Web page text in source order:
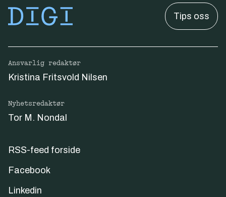
Tips oss
Ansvarlig redaktør
Kristina Fritsvold Nilsen
Nyhetsredaktør
Tor M. Nondal
RSS-feed forside
Facebook
Linkedin